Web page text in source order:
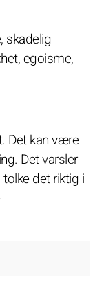
skadelig
egoisme,
Det kan være
Det varsler
det riktig i